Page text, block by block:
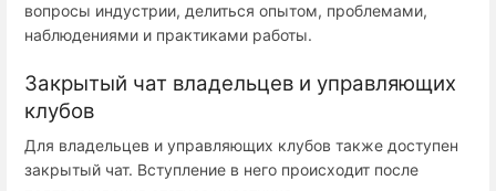
вопросы индустрии, делиться опытом, проблемами,
наблюдениями и практиками работы.
Закрытый чат владельцев и управляющих
клубов
Для владельцев и управляющих клубов также доступен
закрытый чат. Вступление в него происходит после